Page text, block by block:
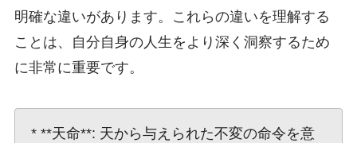
明確な違いがあります。これらの違いを理解する
ことは、自分自身の人生をより深く洞察するため
に非常に重要です。
* **天命**: 天から与えられた不変の命令を意